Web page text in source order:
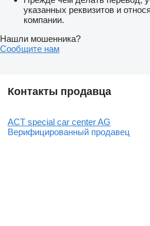
указанных реквизитов и
компании.
Нашли мошенника?
Сообщите нам
Контакты продавца
ACT special car center AG
Верифицированный продавец